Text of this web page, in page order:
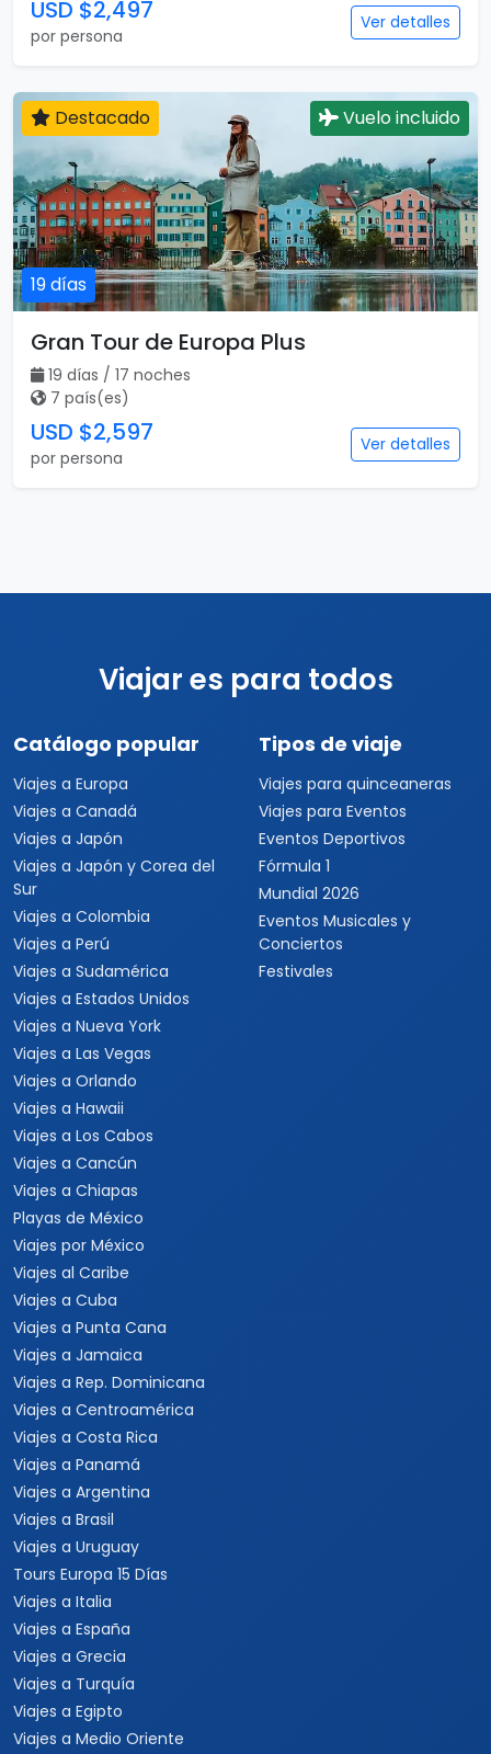
USD $2,497
por persona
Ver detalles
19 días
Destacado Vuelo incluido
Gran Tour de Europa Plus
19 días / 17 noches
7 país(es)
USD $2,597
por persona
Ver detalles
Viajar es para todos
Catálogo popular
Viajes a Europa
Viajes a Canadá
Viajes a Japón
Viajes a Japón y Corea del
Sur
Viajes a Colombia
Viajes a Perú
Viajes a Sudamérica
Viajes a Estados Unidos
Viajes a Nueva York
Viajes a Las Vegas
Viajes a Orlando
Viajes a Hawaii
Viajes a Los Cabos
Viajes a Cancún
Viajes a Chiapas
Playas de México
Viajes por México
Viajes al Caribe
Viajes a Cuba
Viajes a Punta Cana
Viajes a Jamaica
Viajes a Rep. Dominicana
Viajes a Centroamérica
Viajes a Costa Rica
Viajes a Panamá
Viajes a Argentina
Viajes a Brasil
Viajes a Uruguay
Tours Europa 15 Días
Viajes a Italia
Viajes a España
Viajes a Grecia
Viajes a Turquía
Viajes a Egipto
Viajes a Medio Oriente
Tipos de viaje
Viajes para quinceaneras
Viajes para Eventos
Eventos Deportivos
Fórmula 1
Mundial 2026
Eventos Musicales y
Conciertos
Festivales